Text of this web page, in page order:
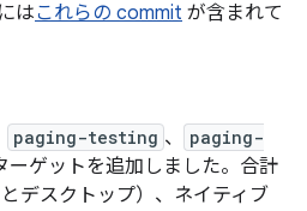
はこれらの commit が含まれて
paging-testing 、
paging-
ーゲットを追加しました。合計
デスクトップ）、ネイティブ